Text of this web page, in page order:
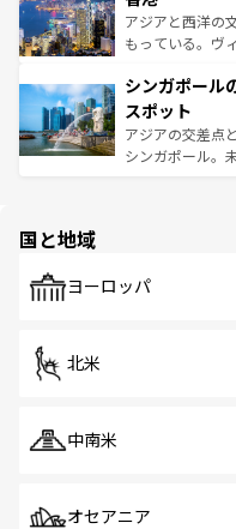
ひ現地で味わい
が旅行者を迎え
参照してほしい
帯で自然と触れ
いビーチでリゾ
激する。気候は
が待っている。
た文化、そして
ける。 なお
アジアと西洋の
もっている。ヴ
み、どこを訪れ
ており、効率よ
うな絶景から文
そう。 なお
シンガポール
スポット
アジアの交差点
シンガポール。
で、ホーカーズ
国と地域
ヨーロッパ
北米
中南米
オセアニア